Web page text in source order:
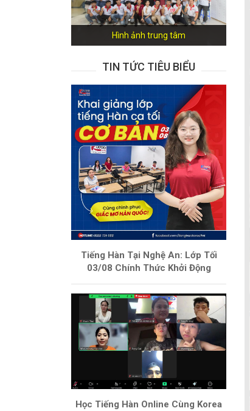
Hình ảnh trung tâm
TIN TỨC TIÊU BIỂU
Tiếng Hàn Tại Nghệ An: Lớp Tối
03/08 Chính Thức Khởi Động
Học Tiếng Hàn Online Cùng Korea